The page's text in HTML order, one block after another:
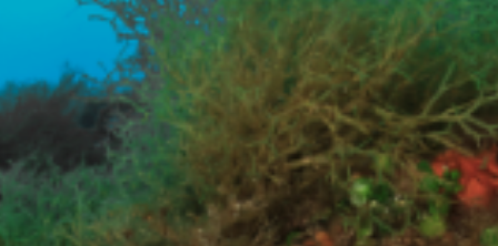
Técnicas y funcionales
Siempre activas
Este sitio web utiliza Cookies propias para recopilar
información con la finalidad de mejorar nuestros servicios.
Si continua navegando, supone la aceptación de la
instalación de las mismas. El usuario tiene la posibilidad
de configurar su navegador pudiendo, si así lo desea,
impedir que sean instaladas en su disco duro, aunque
deberá tener en cuenta que dicha acción podrá ocasionar
dificultades de navegación de la página web.